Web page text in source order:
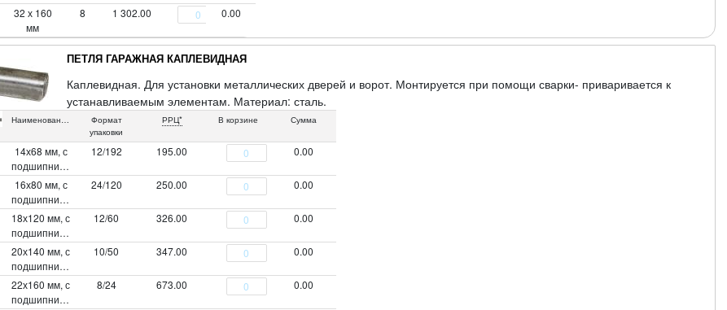
32 х 160
мм
8 1 302.00 0.00
ПЕТЛЯ ГАРАЖНАЯ КАПЛЕВИДНАЯ
Каплевидная. Для установки металлических дверей и ворот. Монтируется при помощи сварки- приваривается к
устанавливаемым элементам. Материал: сталь.
Наименование
Формат
упаковки
РРЦ* В корзине Сумма
14х68 мм, с
подшипником
12/192 195.00 0.00
16х80 мм, с
подшипником
24/120 250.00 0.00
18х120 мм, с
подшипником
12/60 326.00 0.00
20х140 мм, с
подшипником
10/50 347.00 0.00
22х160 мм, с
подшипником
8/24 673.00 0.00